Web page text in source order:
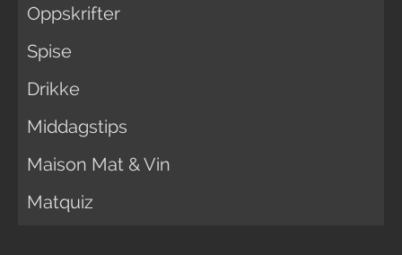
Oppskrifter
Spise
Drikke
Middagstips
Maison Mat & Vin
Matquiz